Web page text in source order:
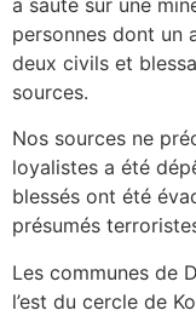
personnes dont un
deux civils et
sources.
Nos sources ne
loyalistes a été
blessés ont été
présumés
Les communes de
l’est du cercle de